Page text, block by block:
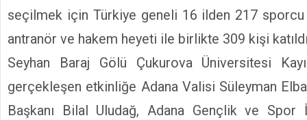
seçilmek için Türkiye geneli 16 ilden 217 sporcu
antranör ve hakem heyeti ile birlikte 309 kişi
Seyhan Baraj Gölü Çukurova Üniversitesi
gerçekleşen etkinliğe Adana Valisi Süleyman
Başkanı Bilal Uludağ, Adana Gençlik ve